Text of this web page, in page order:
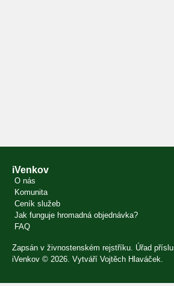
iVenkov
O nás
Komunita
Ceník služeb
Jak funguje hromadná objednávka?
FAQ
Zapsán v živnostenském rejstříku. Úřad
iVenkov © 2026. Vytváří Vojtěch Hlaváček.